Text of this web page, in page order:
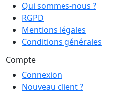
Qui sommes-nous ?
RGPD
Mentions légales
Conditions générales
Compte
Connexion
Nouveau client ?